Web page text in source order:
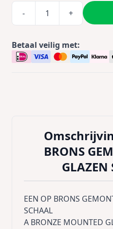
- +
Betaal veilig met:
BRONS
GLAZEN
EEN OP BRONS
SCHAAL
A BRONZE MOUNTED